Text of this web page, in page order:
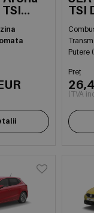
TSI
Putere
Preț
(TVA